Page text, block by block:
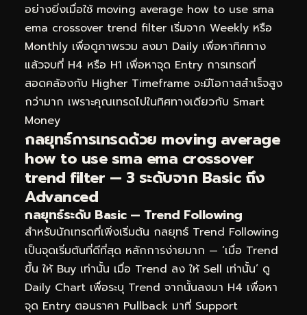
อย่างยิ่งเมื่อใช้ moving average how to use sma
ema crossover trend filter เริ่มจาก Weekly หรือ
Monthly เพื่อดูภาพรวม ลงมา Daily เพื่อหาทิศทาง
แล้วจบที่ H4 หรือ H1 เพื่อหาจุด Entry การเทรดที่
สอดคล้องกับ Higher Timeframe จะมีโอกาสสำเร็จสูง
กว่ามาก เพราะคุณเทรดไปในทิศทางเดียวกับ Smart
Money
กลยุทธ์การเทรดด้วย moving average
how to use sma ema crossover
trend filter — 3 ระดับจาก Basic ถึง
Advanced
กลยุทธ์ระดับ Basic — Trend Following
สำหรับนักเทรดที่เพิ่งเริ่มต้น กลยุทธ์ Trend Following
เป็นจุดเริ่มต้นที่ดีที่สุด หลักการง่ายมาก — ‘เมื่อ Trend
ขึ้น ให้ Buy เท่านั้น เมื่อ Trend ลง ให้ Sell เท่านั้น’ ดู
Daily Chart เพื่อระบุ Trend จากนั้นลงมา H4 เพื่อหา
จุด Entry ตอนราคา Pullback มาที่ Support